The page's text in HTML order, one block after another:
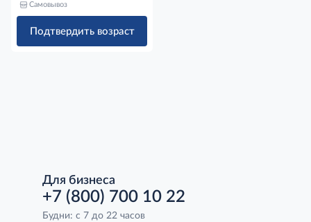
Самовывоз
Подтвердить возраст
Для бизнеса
+7 (800) 700 10 22
Будни: с 7 до 22 часов